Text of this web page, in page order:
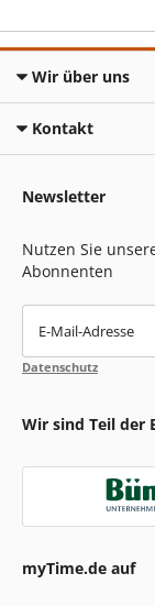
Wir über uns
Kontakt
Newsletter
Nutzen Sie
Abonnenten
E-Mail-Adresse
Datenschutz
Wir sind Teil der
myTime.de auf